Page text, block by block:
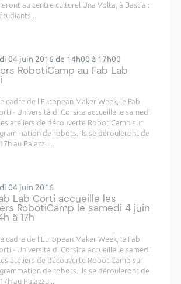
au centre culturel Una Volta, à Bastia :
04 juin 2016 de 14h00 à 17h00
RobotiCamp au Fab Lab
cadre de l'European Maker Week, le Fab
- Università di Corsica accueille le samedi
ateliers de découverte RobotiCamp sur
de robots. Ils se dérouleront de
au Palazzu...
04 juin 2016
Lab Corti accueille les
RobotiCamp le samedi 4 juin
à 17h
cadre de l'European Maker Week, le Fab
- Università di Corsica accueille le samedi
ateliers de découverte RobotiCamp sur
de robots. Ils se dérouleront de
au Palazzu...